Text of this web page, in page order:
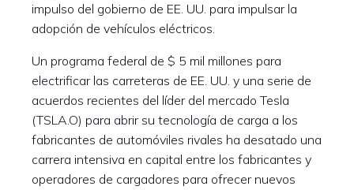
impulso del gobierno de EE. UU. para impulsar la
adopción de vehículos eléctricos.
Un programa federal de $ 5 mil millones para
electrificar las carreteras de EE. UU. y una serie de
acuerdos recientes del líder del mercado Tesla
(TSLA.O) para abrir su tecnología de carga a los
fabricantes de automóviles rivales ha desatado una
carrera intensiva en capital entre los fabricantes y
operadores de cargadores para ofrecer nuevos